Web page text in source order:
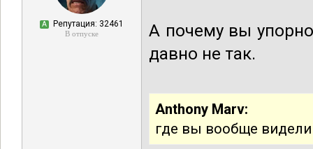
А Репутация: 32461
В отпуске
А почему вы
давно не так.
Anthony Marv:
где вы вообще видели